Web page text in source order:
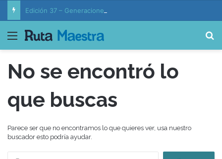
Menú
No se encontró lo
que buscas
Parece ser que no encontramos lo que quieres ver, usa nuestro
buscador esto podría ayudar.